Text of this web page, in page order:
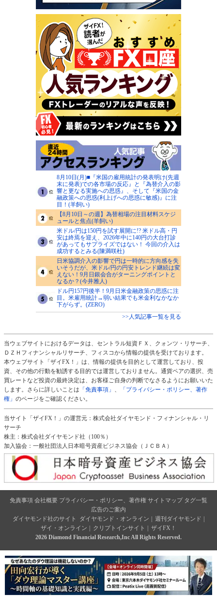
8月10日(月)■『米国の雇用統計の発表明け(先週
末に発表)での各市場の反応』と『為替介入の影
響と更なる実施への思惑』、そして『米国の金
融政策への思惑(利上げへの思惑に敏感)』に注
目！(羊飼い)
【8月10日～の週】為替相場の注目材料スケジ
ュールと焦点(羊飼い)
米ドル/円は150円を試す展開に!? 米ドル高・円
安は終焉を迎え、2026年中に140円の大台打診
があってもサプライズではない！ 今回の介入は
成功するとみる(陳満咲杜)
日米協調介入の影響で円は一時的に方向感を失
いそうだが、米ドル/円の円安トレンド継続は変
えない！9月日銀会合がターニングポイントと
なるか？(今井雅人)
ドル円157円後半！9月日米金融政策の思惑に注
目。米雇用統計→弱い結果でも米金利なかなか
下がらず。(ZERO)
>>人気記事一覧を見る
当ウェブサイトにおけるデータは、セントラル短資ＦＸ、クォンツ・リサーチ、
ＤＺＨフィナンシャルリサーチ、フィスコから情報の提供を受けております。
本ウェブサイト「ザイFX！」は、情報の提供を目的として運営しており、投
資、その他の行動を勧誘する目的では運営しておりません。通貨ペアの選択、売
買レートなど投資の最終決定は、お客様ご自身の判断でなさるようにお願いいた
します。さらに詳しいことは 「免責事項」 、
「プライバシー・ポリシー、著作
権」 のページをご確認ください。
当サイト「ザイFX！」の運営元：株式会社ダイヤモンド・フィナンシャル・リ
サーチ
株主：株式会社ダイヤモンド社（100％）
加入協会：一般社団法人日本暗号資産ビジネス協会（ＪＣＢＡ）
免責事項 会社概要 プライバシー・ポリシー、著作権 サイトマップ タグ一覧
広告のご案内
ダイヤモンド社のサイト
ダイヤモンド・オンライン 週刊ダイヤモンド
ザイ・オンライン
クリプトインサイト
ザイFX！
2026 Diamond Financial Research,Inc All Rights Reserved.